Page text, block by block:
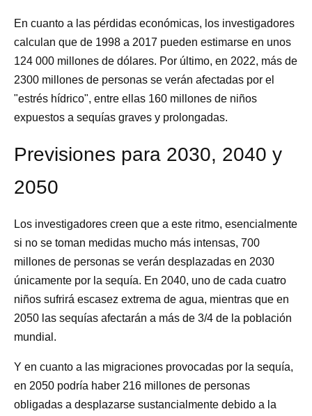
En cuanto a las pérdidas económicas, los investigadores
calculan que de 1998 a 2017 pueden estimarse en unos
124 000 millones de dólares. Por último, en 2022, más de
2300 millones de personas se verán afectadas por el
"estrés hídrico", entre ellas 160 millones de niños
expuestos a sequías graves y prolongadas.
Previsiones para 2030, 2040 y
2050
Los investigadores creen que a este ritmo, esencialmente
si no se toman medidas mucho más intensas, 700
millones de personas se verán desplazadas en 2030
únicamente por la sequía. En 2040, uno de cada cuatro
niños sufrirá escasez extrema de agua, mientras que en
2050 las sequías afectarán a más de 3/4 de la población
mundial.
Y en cuanto a las migraciones provocadas por la sequía,
en 2050 podría haber 216 millones de personas
obligadas a desplazarse sustancialmente debido a la